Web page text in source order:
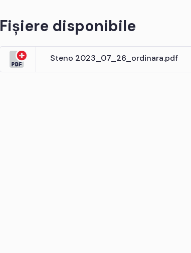
Fișiere disponibile
Steno 2023_07_26_ordinara.pdf